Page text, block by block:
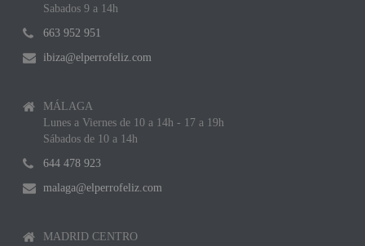
Sabados 9 a 14h
663 952 951
ibiza@elperrofeliz.com
MÁLAGA
Lunes a Viernes de 10 a 14h - 17 a 19h
Sábados de 10 a 14h
644 478 923
malaga@elperrofeliz.com
MADRID CENTRO